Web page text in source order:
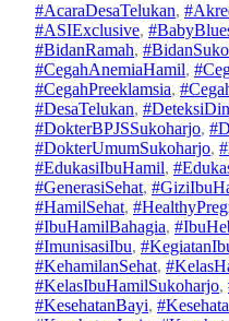
#AcaraDesaTelukan,
#ASIExclusive,
#BidanRamah,
#CegahAnemiaHamil,
#CegahPreeklamsia,
#DesaTelukan,
#DokterBPJSSukoharjo,
#DokterUmumSukoharjo,
#EdukasiIbuHamil,
#GenerasiSehat,
#HamilSehat,
#IbuHamilBahagia,
#ImunisasiIbu,
#KehamilanSehat,
#KelasIbuHamilSukoharjo,
#KesehatanBayi,